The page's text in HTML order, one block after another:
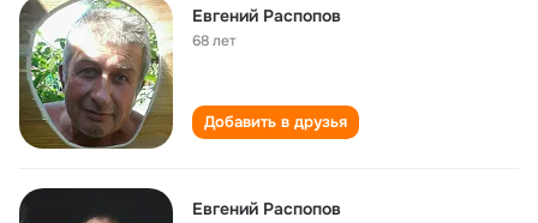
Евгений Распопов
68 лет
Добавить в друзья
Евгений Распопов